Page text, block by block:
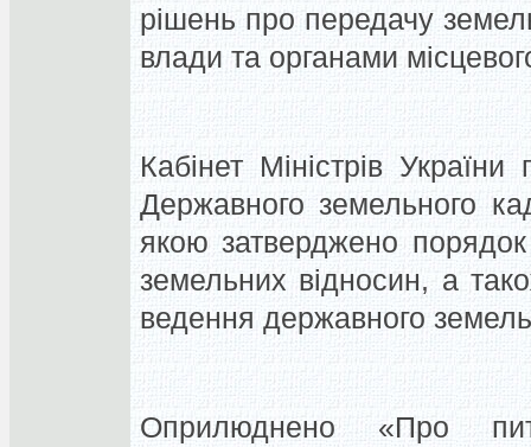
рішень про передачу
влади та органами
Кабінет Міністрів
Державного земельного
якою затверджено
земельних відносин, а
ведення державного
Оприлюднено «Про